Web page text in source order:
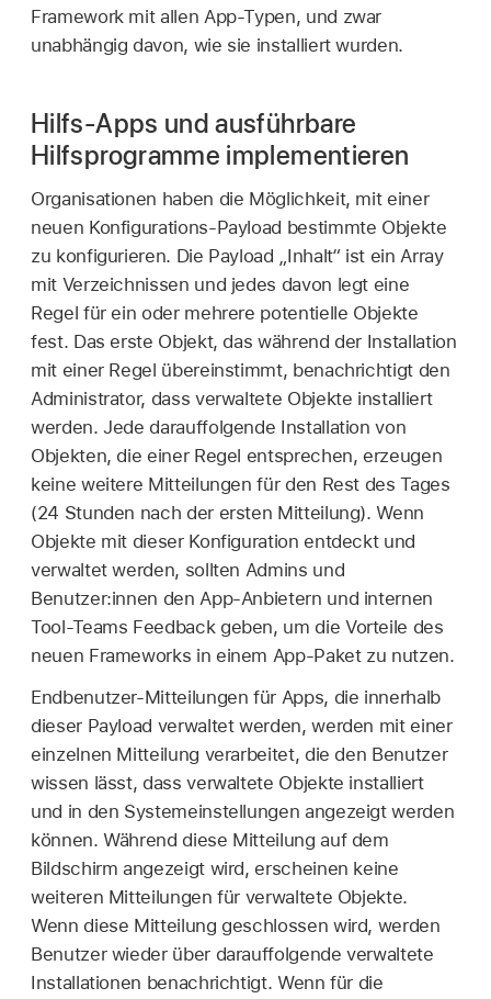
Framework mit allen App-Typen, und zwar
unabhängig davon, wie sie installiert wurden.
Hilfs-Apps und ausführbare
Hilfsprogramme implementieren
Organisationen haben die Möglichkeit, mit einer
neuen Konfigurations-Payload bestimmte Objekte
zu konfigurieren. Die Payload „Inhalt“ ist ein Array
mit Verzeichnissen und jedes davon legt eine
Regel für ein oder mehrere potentielle Objekte
fest. Das erste Objekt, das während der Installation
mit einer Regel übereinstimmt, benachrichtigt den
Administrator, dass verwaltete Objekte installiert
werden. Jede darauffolgende Installation von
Objekten, die einer Regel entsprechen, erzeugen
keine weitere Mitteilungen für den Rest des Tages
(24 Stunden nach der ersten Mitteilung). Wenn
Objekte mit dieser Konfiguration entdeckt und
verwaltet werden, sollten Admins und
Benutzer:innen den App-Anbietern und internen
Tool-Teams Feedback geben, um die Vorteile des
neuen Frameworks in einem App-Paket zu nutzen.
Endbenutzer-Mitteilungen für Apps, die innerhalb
dieser Payload verwaltet werden, werden mit einer
einzelnen Mitteilung verarbeitet, die den Benutzer
wissen lässt, dass verwaltete Objekte installiert
und in den Systemeinstellungen angezeigt werden
können. Während diese Mitteilung auf dem
Bildschirm angezeigt wird, erscheinen keine
weiteren Mitteilungen für verwaltete Objekte.
Wenn diese Mitteilung geschlossen wird, werden
Benutzer wieder über darauffolgende verwaltete
Installationen benachrichtigt. Wenn für die